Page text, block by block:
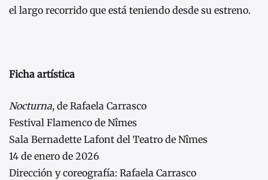
el largo recorrido que está teniendo desde su estreno.
Ficha artística
Nocturna, de Rafaela Carrasco
Festival Flamenco de Nîmes
Sala Bernadette Lafont del Teatro de Nîmes
14 de enero de 2026
Dirección y coreografía: Rafaela Carrasco